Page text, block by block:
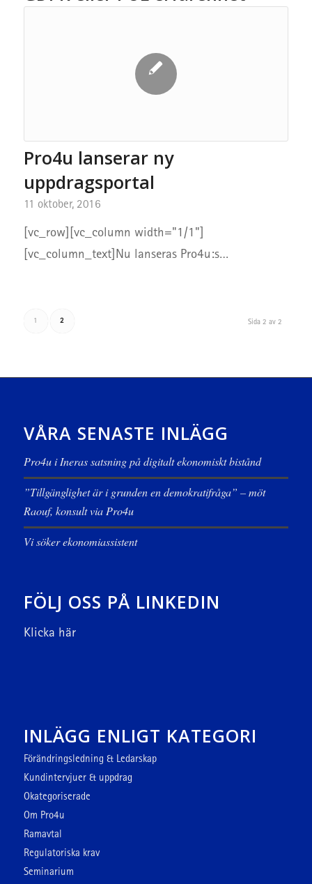
Pro4u lanserar ny
uppdragsportal
11 oktober, 2016
[vc_row][vc_column width="1/1"]
[vc_column_text]Nu lanseras Pro4u:s…
Sida 2 av 2
1 2
VÅRA SENASTE INLÄGG
Pro4u i Ineras satsning på digitalt ekonomiskt bistånd
”Tillgänglighet är i grunden en demokratifråga” – möt
Raouf, konsult via Pro4u
Vi söker ekonomiassistent
FÖLJ OSS PÅ LINKEDIN
Klicka här
INLÄGG ENLIGT KATEGORI
Förändringsledning & Ledarskap
Kundintervjuer & uppdrag
Okategoriserade
Om Pro4u
Ramavtal
Regulatoriska krav
Seminarium